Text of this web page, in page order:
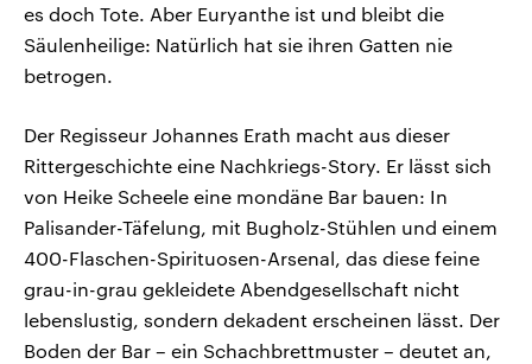
es doch Tote. Aber Euryanthe ist und bleibt die
Säulenheilige: Natürlich hat sie ihren Gatten nie
betrogen.
Der Regisseur Johannes Erath macht aus dieser
Rittergeschichte eine Nachkriegs-Story. Er lässt sich
von Heike Scheele eine mondäne Bar bauen: In
Palisander-Täfelung, mit Bugholz-Stühlen und einem
400-Flaschen-Spirituosen-Arsenal, das diese feine
grau-in-grau gekleidete Abendgesellschaft nicht
lebenslustig, sondern dekadent erscheinen lässt. Der
Boden der Bar – ein Schachbrettmuster – deutet an,